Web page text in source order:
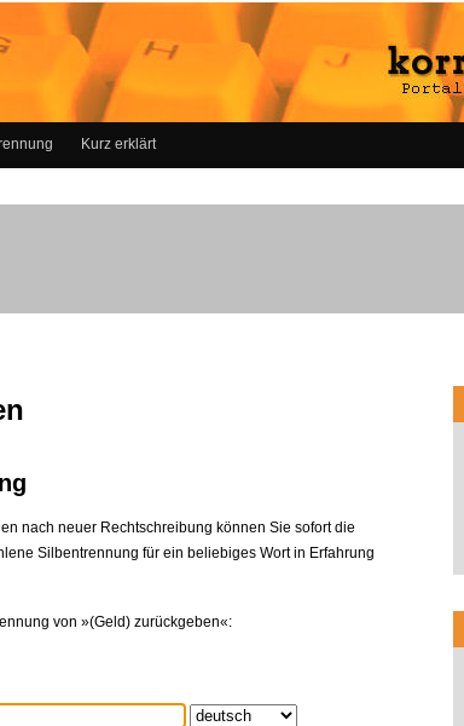
Kurz erklärt
nach neuer Rechtschreibung können Sie sofort die
Silbentrennung für ein beliebiges Wort in Erfahrung
von »(Geld) zurückgeben«: